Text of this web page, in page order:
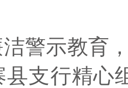
警示教育
支行精心